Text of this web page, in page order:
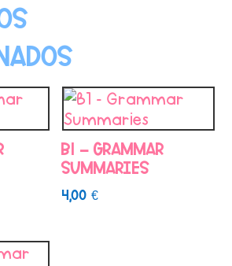
B1 – Grammar
Summaries
4,00€